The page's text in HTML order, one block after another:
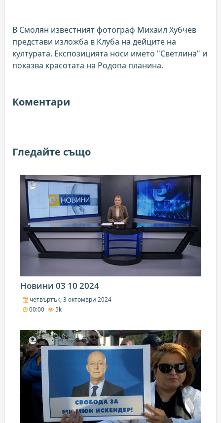
В Смолян известният фотограф Михаил Хубчев
представи изложба в Клуба на дейците на
културата. Експозицията носи името "Светлина" и
показва красотата на Родопа планина.
Коментари
Гледайте също
Новини 03 10 2024
четвъртък, 3 октомври 2024
00:00
5k